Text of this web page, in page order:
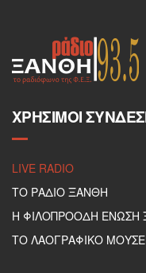
ΧΡΉΣΙΜΟΙ
LIVE RADIO
ΤΟ ΡΑΔΙΟ ΞΑΝΘΗ
Η ΦΙΛΟΠΡΟΟΔΗ ΕΝΩΣΗ
ΤΟ ΛΑΟΓΡΑΦΙΚΟ